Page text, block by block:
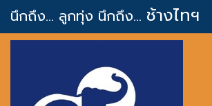
นึกถึง... ลูกทุ่ง นึกถึง... ช้างไทฯ